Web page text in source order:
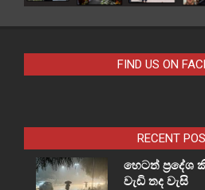
FIND US ON
RECENT
හෙටත් ප්‍රදේශ
වැඩි තද වැසි